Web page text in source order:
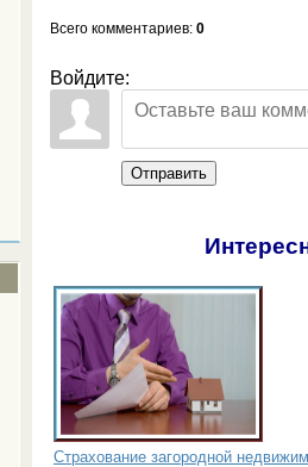
Всего комментариев: 0
Войдите:
Отправить
Страхование загородной